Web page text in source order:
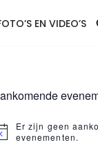
EN VIDEO’S
Er zijn geen
evenementen.